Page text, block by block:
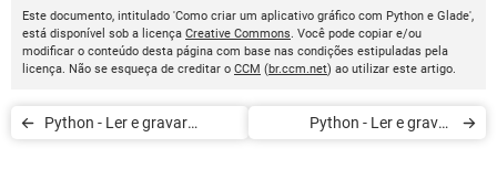
Este documento, intitulado 'Como criar um aplicativo gráfico com Python e Glade',
está disponível sob a licença Creative Commons. Você pode copiar e/ou
modificar o conteúdo desta página com base nas condições estipuladas pela
licença. Não se esqueça de creditar o CCM (br.ccm.net) ao utilizar este artigo.
Python - Ler e gravar
Python - Ler e gravar